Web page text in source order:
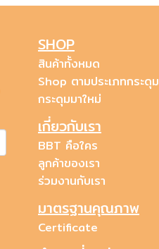
SHOP
สินค้าทั้งหมด
Shop ตามประเภทกระดุม
กระดุมมาใหม่
เกี่ยวกับเรา
BBT คือใคร
ลูกค้าของเรา
ร่วมงานกับเรา
มาตรฐานคุณภาพ
Certificate